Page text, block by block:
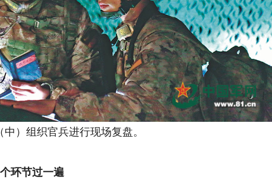
组织官兵进行现场复盘。
环节过一遍